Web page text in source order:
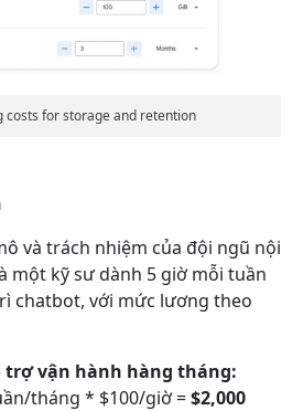
costs for storage and retention
và trách nhiệm của đội ngũ nội
một kỹ sư dành 5 giờ mỗi tuần
chatbot, với mức lương theo
trợ vận hành hàng tháng:
tháng * $100/giờ =$2,000